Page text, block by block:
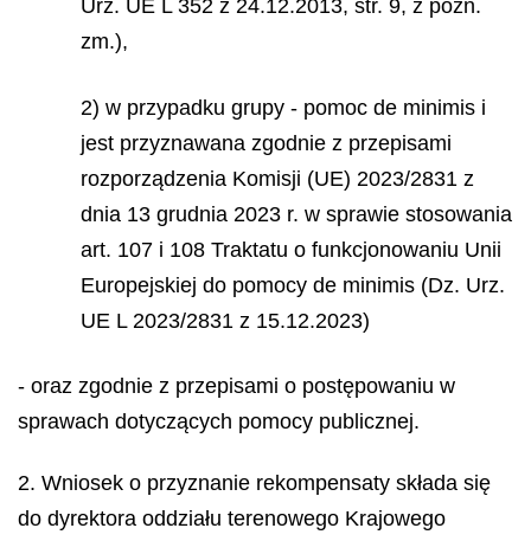
Urz. UE L 352 z 24.12.2013, str. 9, z późn.
zm.),
2) w przypadku grupy - pomoc de minimis i
jest przyznawana zgodnie z przepisami
rozporządzenia Komisji (UE) 2023/2831 z
dnia 13 grudnia 2023 r. w sprawie stosowania
art. 107 i 108 Traktatu o funkcjonowaniu Unii
Europejskiej do pomocy de minimis (Dz. Urz.
UE L 2023/2831 z 15.12.2023)
- oraz zgodnie z przepisami o postępowaniu w
sprawach dotyczących pomocy publicznej.
2. Wniosek o przyznanie rekompensaty składa się
do dyrektora oddziału terenowego Krajowego